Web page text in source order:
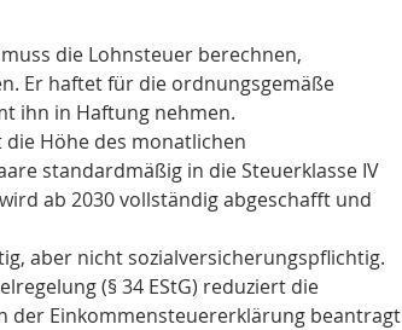
die Lohnsteuer berechnen,
Er haftet für die ordnungsgemäße
ihn in Haftung nehmen.
Höhe des monatlichen
standardmäßig in die Steuerklasse IV
ab 2030 vollständig abgeschafft und
aber nicht sozialversicherungspflichtig.
(§ 34 EStG) reduziert die
der Einkommensteuererklärung beantragt